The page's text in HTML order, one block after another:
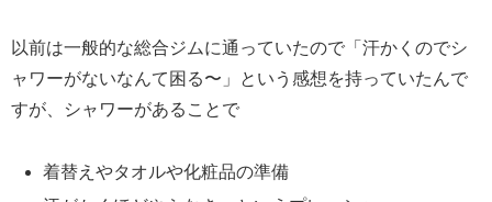
以前は一般的な総合ジムに通っていたので「汗かくのでシ
ャワーがないなんて困る〜」という感想を持っていたんで
すが、シャワーがあることで
着替えやタオルや化粧品の準備